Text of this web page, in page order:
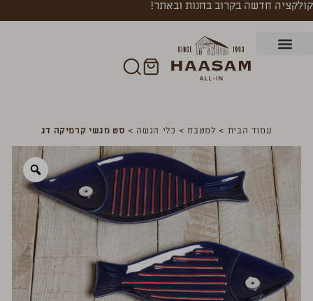
קולקציה חדשה בקרוב בחנות ובאתר!
עמוד הבית > למטבח> כלי הגשה > סט מגשי קרמיקה דג